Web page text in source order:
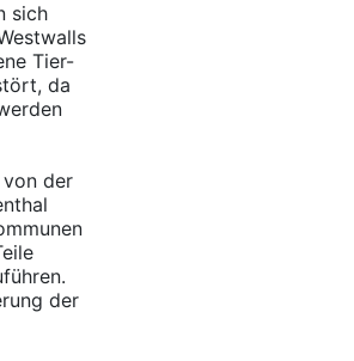
sich
Tier-
da
von der
der